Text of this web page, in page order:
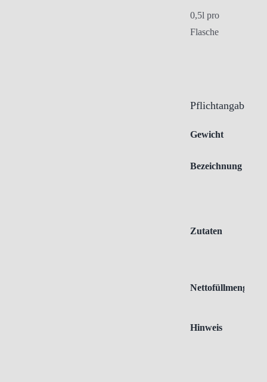
0,5l pro
Flasche
Pflichtangaben
Gewicht
Bezeichnung
Zutaten
Nettofüllmenge
Hinweis